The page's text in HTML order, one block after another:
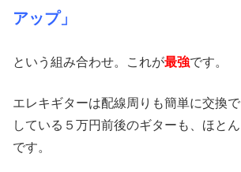
アップ」
という組み合わせ。これが最強です。
エレキギターは配線周りも簡単に交換
している５万円前後のギターも、ほと
です。